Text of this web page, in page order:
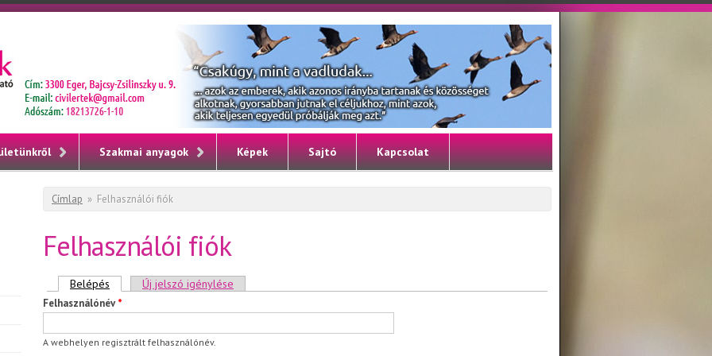
Szakmai anyagok Képek Sajtó Kapcsolat
Jelenlegi hely
Címlap » Felhasználói fiók
Felhasználói fiók
Elsődleges fülek
Belépés (aktív fül)Új jelszó igénylése
Felhasználónév*
A webhelyen regisztrált felhasználónév.